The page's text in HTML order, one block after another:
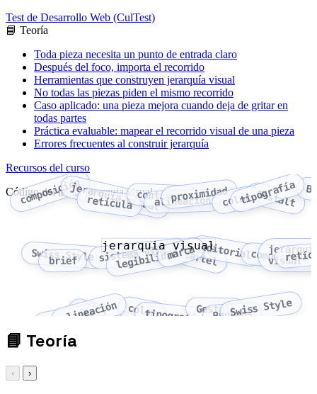
Test de Desarrollo Web (CulTest)
📘 Teoría
Toda pieza necesita un punto de entrada claro
Después del foco, importa el recorrido
Herramientas que construyen jerarquía visual
No todas las piezas piden el mismo recorrido
Caso aplicado: una pieza mejora cuando deja de gritar en
todas partes
Práctica evaluable: mapear el recorrido visual de una pieza
Errores frecuentes al construir jerarquía
Recursos del curso
Código del tema: jerarquia visual
composiciónjerarquía visual
retícula contraste
alineación
proximidadcolortipografía
Gestalt
Swiss Style
brief sistema visual
legibilidadmarcacarteleditorialcomposición
visual
contraste
alineación
proximidadcolortipografíaGestalt
Bauhaus
Swiss Style
jerarquia visual
📘 Teoría
‹ ›